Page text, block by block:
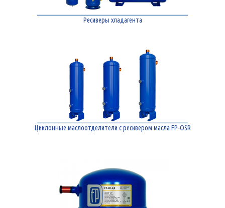
Ресиверы хладагента
Циклонные маслоотделители с ресивером масла FP-OSR